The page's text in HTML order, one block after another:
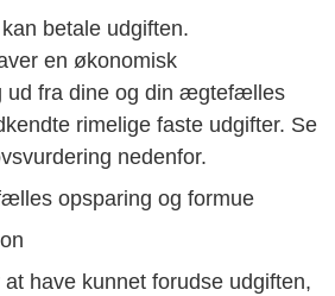
betale udgiften.
en økonomisk
ud fra dine og din ægtefælles
rimelige faste udgifter. Se
nedenfor.
opsparing og formue
have kunnet forudse udgiften,